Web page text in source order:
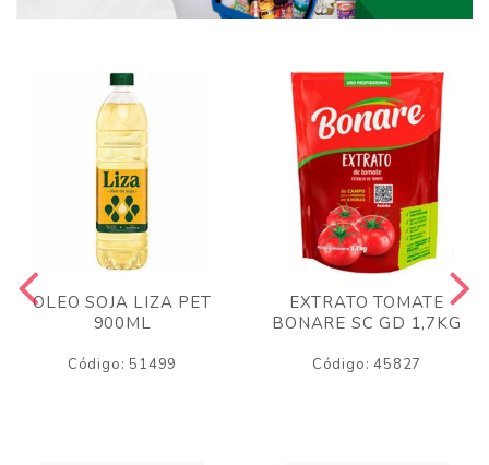
OLEO SOJA LIZA PET
900ML
Código: 51499
EXTRATO TOMATE
BONARE SC GD 1,7KG
Código: 45827